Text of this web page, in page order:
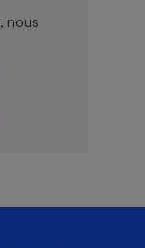
, nous